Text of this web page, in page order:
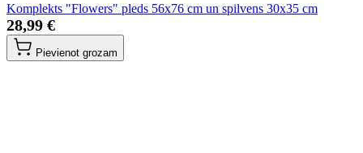
Komplekts "Flowers" pleds 56x76 cm un spilvens 30x35 cm
28,99 €
Pievienot grozam